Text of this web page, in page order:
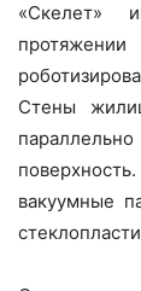
«Скелет»
Стены
вакуумные